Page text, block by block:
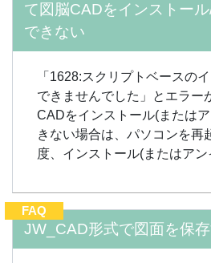
て図脳CADをインストー
できない
「1628:スクリプトベースの
できませんでした」とエラー
CADをインストール(または
きない場合は、パソコンを再
度、インストール(またはア
FAQ
JW_CAD形式で図面を保